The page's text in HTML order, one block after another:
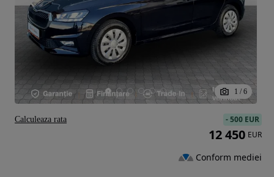
1 / 6
-500 EUR
12 450 EUR
Conform mediei
Calculeaza rata